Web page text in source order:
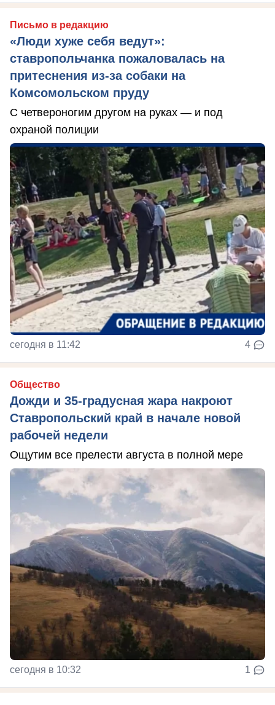
Письмо в редакцию
«Люди хуже себя ведут»:
ставропольчанка пожаловалась на
притеснения из-за собаки на
Комсомольском пруду
С четвероногим другом на руках — и под
охраной полиции
сегодня в 11:42 4
Общество
Дожди и 35-градусная жара накроют
Ставропольский край в начале новой
рабочей недели
Ощутим все прелести августа в полной мере
сегодня в 10:32 1